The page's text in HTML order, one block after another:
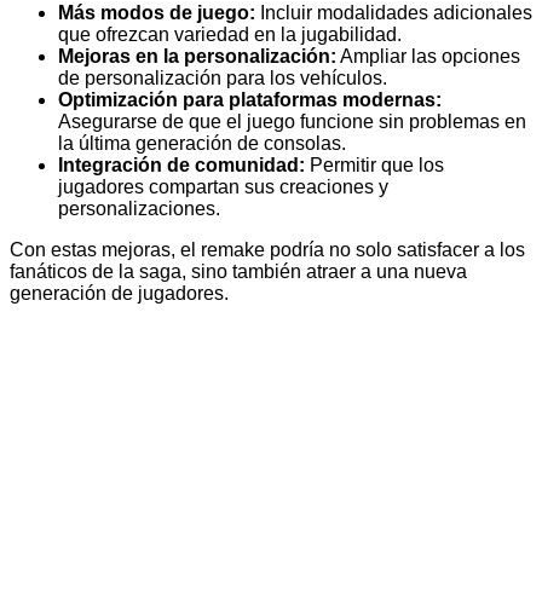
Más modos de juego: Incluir modalidades adicionales
que ofrezcan variedad en la jugabilidad.
Mejoras en la personalización: Ampliar las opciones
de personalización para los vehículos.
Optimización para plataformas modernas:
Asegurarse de que el juego funcione sin problemas en
la última generación de consolas.
Integración de comunidad: Permitir que los
jugadores compartan sus creaciones y
personalizaciones.
Con estas mejoras, el remake podría no solo satisfacer a los
fanáticos de la saga, sino también atraer a una nueva
generación de jugadores.